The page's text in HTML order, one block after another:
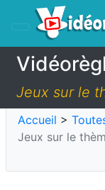
Jeux sur le
Accueil >
Jeux sur le